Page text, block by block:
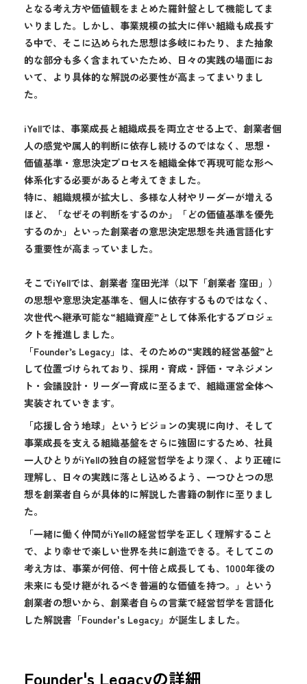
となる考え方や価値観をまとめた羅針盤として機能してま
いりました。しかし、事業規模の拡大に伴い組織も成長す
る中で、そこに込められた思想は多岐にわたり、また抽象
的な部分も多く含まれていたため、日々の実践の場面にお
いて、より具体的な解説の必要性が高まってまいりまし
た。
iYellでは、事業成長と組織成長を両立させる上で、創業者個
人の感覚や属人的判断に依存し続けるのではなく、思想・
価値基準・意思決定プロセスを組織全体で再現可能な形へ
体系化する必要があると考えてきました。
特に、組織規模が拡大し、多様な人材やリーダーが増える
ほど、「なぜその判断をするのか」「どの価値基準を優先
するのか」といった創業者の意思決定思想を共通言語化す
る重要性が高まっていました。
そこでiYellでは、創業者 窪田光洋（以下「創業者 窪田」）
の思想や意思決定基準を、個人に依存するものではなく、
次世代へ継承可能な“組織資産”として体系化するプロジェ
クトを推進しました。
「Founder’s Legacy」は、そのための“実践的経営基盤”と
して位置づけられており、採用・育成・評価・マネジメン
ト・会議設計・リーダー育成に至るまで、組織運営全体へ
実装されていきます。
「応援し合う地球」というビジョンの実現に向け、そして
事業成長を支える組織基盤をさらに強固にするため、社員
一人ひとりがiYellの独自の経営哲学をより深く、より正確に
理解し、日々の実践に落とし込めるよう、一つひとつの思
想を創業者自らが具体的に解説した書籍の制作に至りまし
た。
「一緒に働く仲間がiYellの経営哲学を正しく理解すること
で、より幸せで楽しい世界を共に創造できる。そしてこの
考え方は、事業が何倍、何十倍と成長しても、1000年後の
未来にも受け継がれるべき普遍的な価値を持つ。」という
創業者の想いから、創業者自らの言葉で経営哲学を言語化
した解説書「Founder's Legacy」が誕生しました。
Founder's Legacyの詳細